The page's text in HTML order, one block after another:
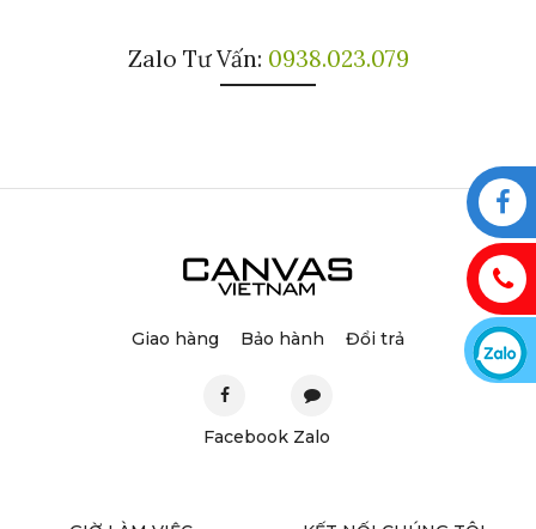
Zalo Tư Vấn: 0938.023.079
Giao hàng Bảo hành Đổi trả
Facebook Zalo